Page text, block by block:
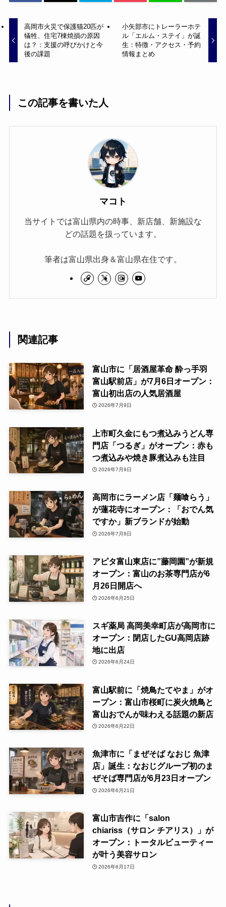
高岡市火災で保護猫20匹が
犠牲、住宅7棟焼損の原因
は？：支援の呼びかけと今
後の課題
小矢部市にトレーラーホテ
ル「エルム・ステイ」が誕
生：特徴・アクセス・予約
情報まとめ
この記事を書いた人
マコト
当サイトでは富山県内の時事、新店舗、新施設な
どの話題を扱っています。
筆者は富山県出身＆富山県在住です。
関連記事
富山市に「居酒屋革命 酔っ手羽
富山駅前店」が7月6日オープン：
富山初出店の人気居酒屋
2026年7月9日
上市町久金にもつ煮込みうどん専
門店「つるぎ」がオープン：赤も
つ煮込みや焼き豚煮込みも注目
2026年7月9日
高岡市にラーメン店「麺喰らう」
が蓮花寺にオープン：「おでん気
ですか」新ブランドが始動
2026年7月8日
アピタ富山東店に”藤岡園”が新規
オープン：富山のお茶専門店が6
月26日開店へ
2026年6月25日
スギ薬局 高岡美幸町店が高岡市に
オープン：閉店したGU高岡店跡
地に出店
2026年6月24日
富山駅前に「焼鳥たてやま」がオ
ープン：富山市桜町に炭火焼鳥と
富山おでんが味わえる話題の新店
2026年6月22日
魚津市に「まぜそば なおじ 魚津
店」誕生：なおじグループ初のま
ぜそば専門店が6月23日オープン
2026年6月21日
富山市吉作に「salon
chiariss（サロン チアリス）」が
オープン：トータルビューティー
が叶う美容サロン
2026年6月17日